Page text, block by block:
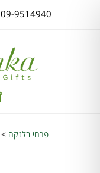
09-9514940
פרחי בלנקה >